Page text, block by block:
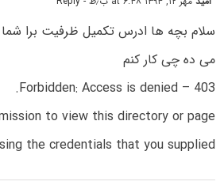
سلام بچه ها ادرس تکمیل ظرفیت برا شما
می ده چی کار کنم
403 – Forbidden: Access is denied.
to view this directory or page
the credentials that you supplied.